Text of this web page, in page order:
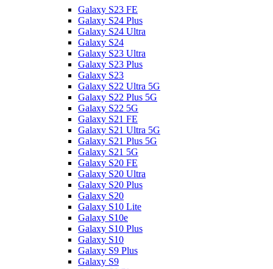
Galaxy S23 FE
Galaxy S24 Plus
Galaxy S24 Ultra
Galaxy S24
Galaxy S23 Ultra
Galaxy S23 Plus
Galaxy S23
Galaxy S22 Ultra 5G
Galaxy S22 Plus 5G
Galaxy S22 5G
Galaxy S21 FE
Galaxy S21 Ultra 5G
Galaxy S21 Plus 5G
Galaxy S21 5G
Galaxy S20 FE
Galaxy S20 Ultra
Galaxy S20 Plus
Galaxy S20
Galaxy S10 Lite
Galaxy S10e
Galaxy S10 Plus
Galaxy S10
Galaxy S9 Plus
Galaxy S9